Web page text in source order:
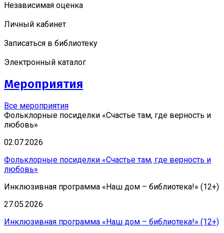
Независимая оценка
Личный кабинет
Записаться в библиотеку
Электронный каталог
Мероприятия
Все мероприятия
Фольклорные посиделки «Счастье там, где верность и
любовь»
02.07.2026
Фольклорные посиделки «Счастье там, где верность и
любовь»
Инклюзивная программа «Наш дом – библиотека!» (12+)
27.05.2026
Инклюзивная программа «Наш дом – библиотека!» (12+)